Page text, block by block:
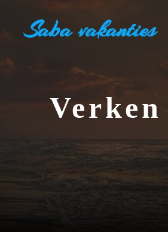
Saba vakanties